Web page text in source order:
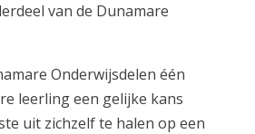
van de Dunamare
Onderwijsdelen één
leerling een gelijke kans
uit zichzelf te halen op een